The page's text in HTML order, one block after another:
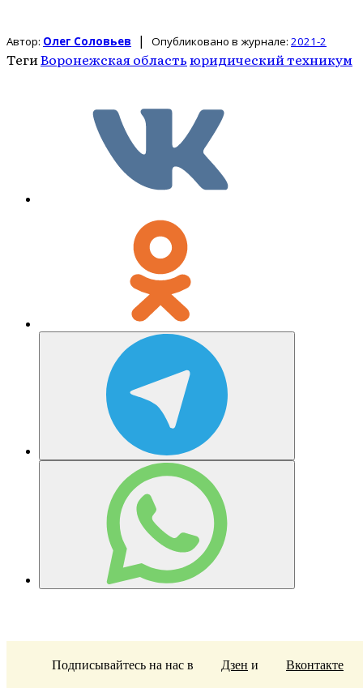
Автор: Олег Соловьев | Опубликовано в журнале: 2021-2
ТегиВоронежская областьюридический техникум
Подписывайтесь на нас в Дзен и Вконтакте